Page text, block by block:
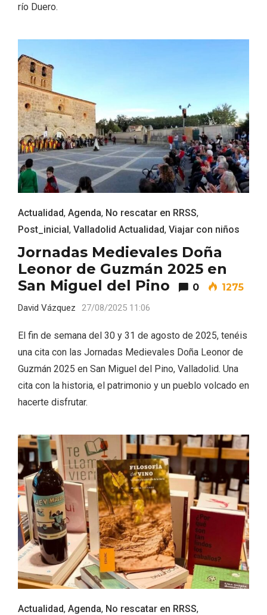
río Duero.
Actualidad, Agenda, No rescatar en RRSS,
Post_inicial , Valladolid Actualidad, Viajar con niños
Jornadas Medievales Doña
Leonor de Guzmán 2025 en
San Miguel del Pino
0 1275
David Vázquez 27/08/2025 11:06
El fin de semana del 30 y 31 de agosto de 2025, tenéis
una cita con las Jornadas Medievales Doña Leonor de
Guzmán 2025 en San Miguel del Pino, Valladolid. Una
cita con la historia, el patrimonio y un pueblo volcado en
hacerte disfrutar.
Actualidad, Agenda, No rescatar en RRSS,
Paseo nocturno por Valladolid
IGP Morcilla de Burgos triunfó en el
Salón Gourmet 2026